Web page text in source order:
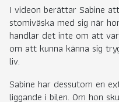
I videon berättar Sabine
stomiväska med sig när
handlar det inte om att
om att kunna känna sig
liv.
Sabine har dessutom en
liggande i bilen. Om hon